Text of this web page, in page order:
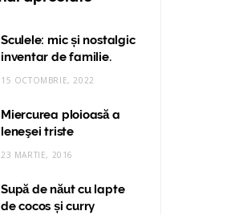
Sculele: mic și nostalgic
inventar de familie.
15 OCTOMBRIE, 2022
Miercurea ploioasă a
leneşei triste
23 MARTIE, 2016
Supă de năut cu lapte
de cocos și curry